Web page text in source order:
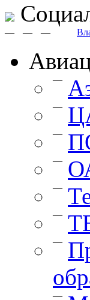
— — —
—
—
—
—
—
—
—
—